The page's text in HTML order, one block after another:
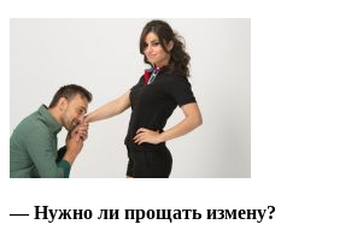
— Нужно ли прощать измену?